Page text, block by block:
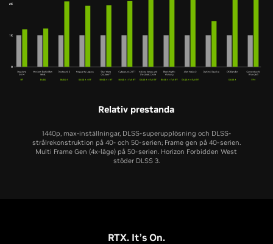
Relativ prestanda
1440p, max-inställningar, DLSS-superupplösning och DLSS-
strålrekonstruktion på 40- och 50-serien; Frame gen på 40-serien.
Multi Frame Gen (4x-läge) på 50-serien. Horizon Forbidden West
stöder DLSS 3.
RTX. It’s On.